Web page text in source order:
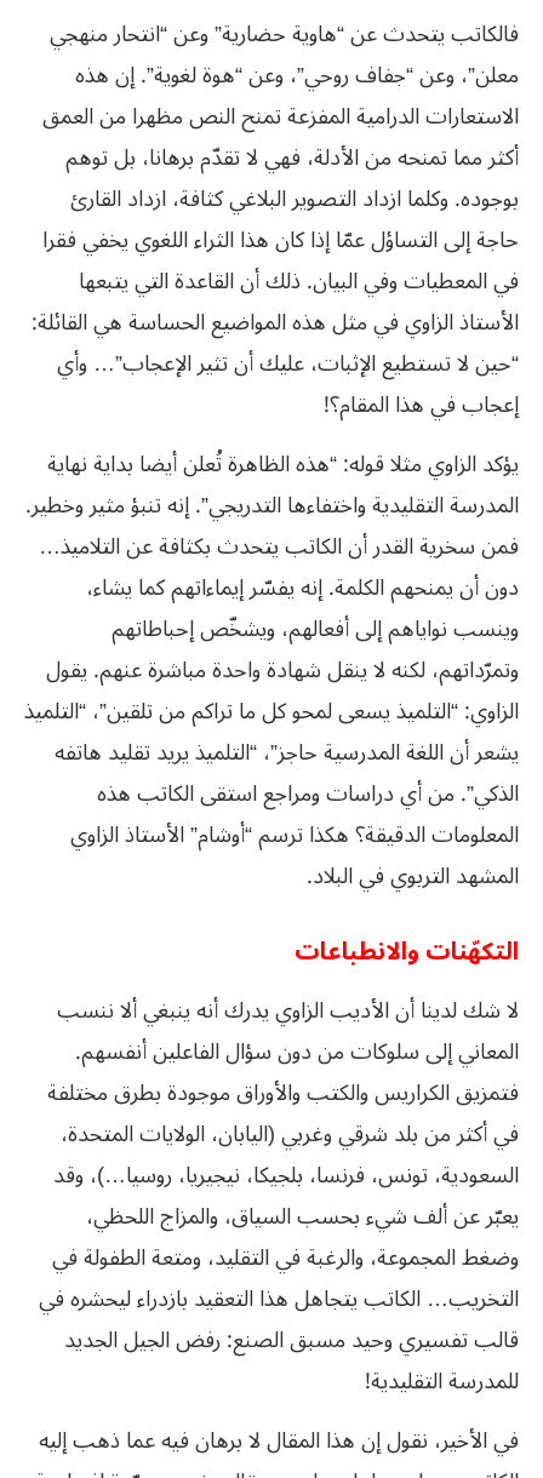
فالكاتب يتحدث عن “هاوية حضارية” وعن “انتحار منهجي
معلن”، وعن “جفاف روحي”، وعن “هوة لغوية”. إن هذه
الاستعارات الدرامية المفزعة تمنح النص مظهرا من العمق
أكثر مما تمنحه من الأدلة، فهي لا تقدّم برهانا، بل توهم
بوجوده. وكلما ازداد التصوير البلاغي كثافة، ازداد القارئ
حاجة إلى التساؤل عمّا إذا كان هذا الثراء اللغوي يخفي فقرا
في المعطيات وفي البيان. ذلك أن القاعدة التي يتبعها
الأستاذ الزاوي في مثل هذه المواضيع الحساسة هي القائلة:
“حين لا تستطيع الإثبات، عليك أن تثير الإعجاب”… وأي
إعجاب في هذا المقام؟!
يؤكد الزاوي مثلا قوله: “هذه الظاهرة تُعلن أيضا بداية نهاية
المدرسة التقليدية واختفاءها التدريجي”. إنه تنبؤ مثير وخطير.
فمن سخرية القدر أن الكاتب يتحدث بكثافة عن التلاميذ…
دون أن يمنحهم الكلمة. إنه يفسّر إيماءاتهم كما يشاء،
وينسب نواياهم إلى أفعالهم، ويشخّص إحباطاتهم
وتمرّداتهم، لكنه لا ينقل شهادة واحدة مباشرة عنهم. يقول
الزاوي: “التلميذ يسعى لمحو كل ما تراكم من تلقين”، “التلميذ
يشعر أن اللغة المدرسية حاجز”، “التلميذ يريد تقليد هاتفه
الذكي”. من أي دراسات ومراجع استقى الكاتب هذه
المعلومات الدقيقة؟ هكذا ترسم “أوشام” الأستاذ الزاوي
المشهد التربوي في البلاد.
التكهّنات والانطباعات
لا شك لدينا أن الأديب الزاوي يدرك أنه ينبغي ألا ننسب
المعاني إلى سلوكات من دون سؤال الفاعلين أنفسهم.
فتمزيق الكراريس والكتب والأوراق موجودة بطرق مختلفة
في أكثر من بلد شرقي وغربي (اليابان، الولايات المتحدة،
السعودية، تونس، فرنسا، بلجيكا، نيجيريا، روسيا…)، وقد
يعبّر عن ألف شيء بحسب السياق، والمزاج اللحظي،
وضغط المجموعة، والرغبة في التقليد، ومتعة الطفولة في
التخريب… الكاتب يتجاهل هذا التعقيد بازدراء ليحشره في
قالب تفسيري وحيد مسبق الصنع: رفض الجيل الجديد
للمدرسة التقليدية!
في الأخير، نقول إن هذا المقال لا برهان فيه عما ذهب إليه